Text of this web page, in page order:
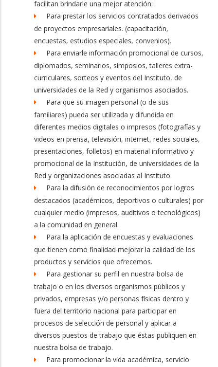
facilitan brindarle una mejor atención:
Para prestar los servicios contratados derivados
de proyectos empresariales. (capacitación,
encuestas, estudios especiales, convenios).
Para enviarle información promocional de cursos,
diplomados, seminarios, simposios, talleres extra-
curriculares, sorteos y eventos del Instituto, de
universidades de la Red y organismos asociados.
Para que su imagen personal (o de sus
familiares) pueda ser utilizada y difundida en
diferentes medios digitales o impresos (fotografías y
videos en prensa, televisión, internet, redes sociales,
presentaciones, folletos) en material informativo y
promocional de la Institución, de universidades de la
Red y organizaciones asociadas al Instituto.
Para la difusión de reconocimientos por logros
destacados (académicos, deportivos o culturales) por
cualquier medio (impresos, auditivos o tecnológicos)
a la comunidad en general.
Para la aplicación de encuestas y evaluaciones
que tienen como finalidad mejorar la calidad de los
productos y servicios que ofrecemos.
Para gestionar su perfil en nuestra bolsa de
trabajo o en los diversos organismos públicos y
privados, empresas y/o personas físicas dentro y
fuera del territorio nacional para participar en
procesos de selección de personal y aplicar a
diversos puestos de trabajo que éstas publiquen en
nuestra bolsa de trabajo.
Para promocionar la vida académica, servicio